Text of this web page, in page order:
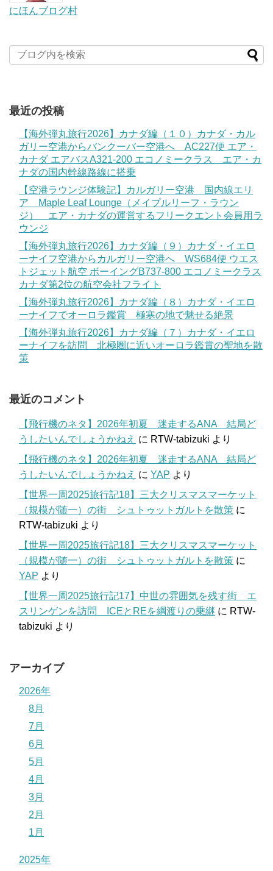
にほんブログ村
最近の投稿
【海外弾丸旅行2026】カナダ編（１０）カナダ・カル
ガリー空港からバンクーバー空港へ AC227便 エア・
カナダ エアバスA321-200 エコノミークラス エア・カ
ナダの国内幹線路線に搭乗
【空港ラウンジ体験記】カルガリー空港 国内線エリ
ア Maple Leaf Lounge（メイプルリーフ・ラウン
ジ） エア・カナダの運営するフリークエント会員用ラ
ウンジ
【海外弾丸旅行2026】カナダ編（９）カナダ・イエロ
ーナイフ空港からカルガリー空港へ WS684便 ウエス
トジェット航空 ボーイングB737-800 エコノミークラス
カナダ第2位の航空会社フライト
【海外弾丸旅行2026】カナダ編（８）カナダ・イエロ
ーナイフでオーロラ鑑賞 極寒の地で魅せる絶景
【海外弾丸旅行2026】カナダ編（７）カナダ・イエロ
ーナイフを訪問 北極圏に近いオーロラ鑑賞の聖地を散
策
最近のコメント
【飛行機のネタ】2026年初夏 迷走するANA 結局ど
うしたいんでしょうかねえ に RTW-tabizuki より
【飛行機のネタ】2026年初夏 迷走するANA 結局ど
うしたいんでしょうかねえ に YAP より
【世界一周2025旅行記18】三大クリスマスマーケット
（規模が随一）の街 シュトゥットガルトを散策 に
RTW-tabizuki より
【世界一周2025旅行記18】三大クリスマスマーケット
（規模が随一）の街 シュトゥットガルトを散策 に
YAP より
【世界一周2025旅行記17】中世の雰囲気を残す街 エ
スリンゲンを訪問 ICEとREを綱渡りの乗継 に RTW-
tabizuki より
アーカイブ
2026年
8月
7月
6月
5月
4月
3月
2月
1月
2025年